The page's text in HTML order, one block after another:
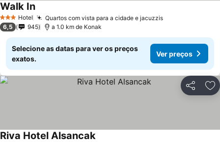
3 EstrelasHotel Quartos com vista para a cidade e jacuzzis
Walk In
6,5 945 a 1.0 km de Konak
Selecione as datas para ver os preços
exatos.
Ver preços
Partilhar
Riva Hotel Alsancak